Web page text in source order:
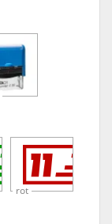
rot